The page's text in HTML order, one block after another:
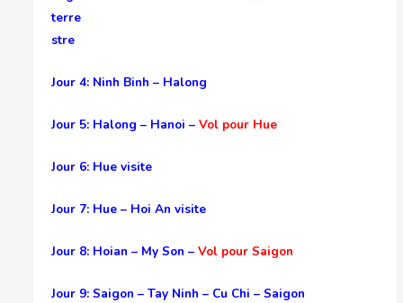
terre
stre
Jour 4: Ninh Binh – Halong
Jour 5: Halong – Hanoi –Vol pour Hue
Jour 6: Hue visite
Jour 7: Hue – Hoi An visite
Jour 8: Hoian – My Son –Vol pour Saigon
Jour 9: Saigon – Tay Ninh – Cu Chi – Saigon